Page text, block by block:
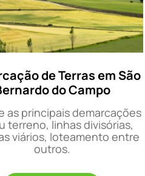
de Terras em São
do Campo
as principais demarcações
terreno, linhas divisórias,
viários, loteamento entre
outros.